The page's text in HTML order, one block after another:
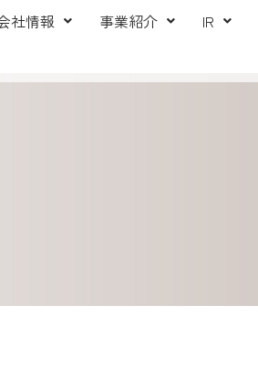
社情報 事業紹介 IR